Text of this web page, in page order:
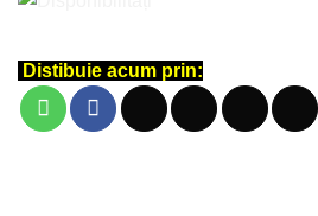
Distibuie acum prin: